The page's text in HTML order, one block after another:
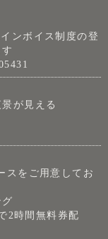
ンボイス制度の登
が見える
スをご用意してお
2時間無料券配